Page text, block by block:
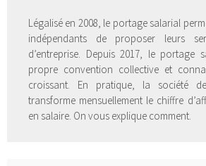
Légalisé en 2008, le portage salarial
indépendants de proposer leurs
d’entreprise. Depuis 2017, le portage
propre convention collective et
croissant. En pratique, la société
transforme mensuellement le chiffre
en salaire. On vous explique comment.